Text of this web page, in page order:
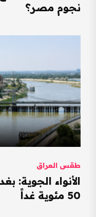
نجوم مصر؟
طقس العراق
50 مئوية غداً